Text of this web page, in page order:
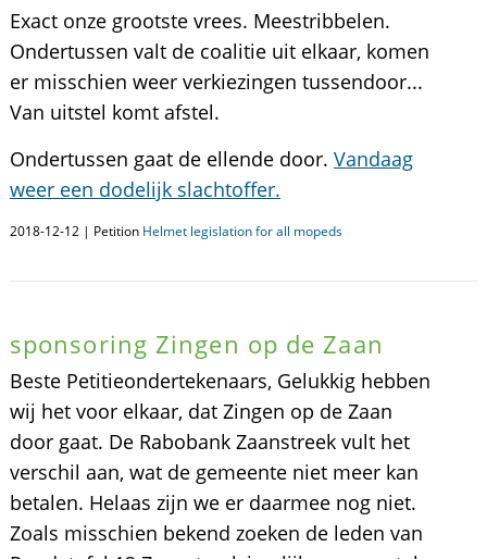
Exact onze grootste vrees. Meestribbelen.
Ondertussen valt de coalitie uit elkaar, komen
er misschien weer verkiezingen tussendoor...
Van uitstel komt afstel.
Ondertussen gaat de ellende door. Vandaag
weer een dodelijk slachtoffer.
2018-12-12 | Petition Helmet legislation for all mopeds
sponsoring Zingen op de Zaan
Beste Petitieondertekenaars, Gelukkig hebben
wij het voor elkaar, dat Zingen op de Zaan
door gaat. De Rabobank Zaanstreek vult het
verschil aan, wat de gemeente niet meer kan
betalen. Helaas zijn we er daarmee nog niet.
Zoals misschien bekend zoeken de leden van